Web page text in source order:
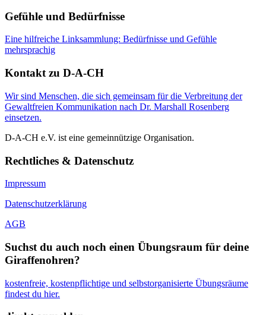
Gefühle und Bedürfnisse
Eine hilfreiche Linksammlung: Bedürfnisse und Gefühle
mehrsprachig
Kontakt zu D-A-CH
Wir sind Menschen, die sich gemeinsam für die Verbreitung der
Gewaltfreien Kommunikation nach Dr. Marshall Rosenberg
einsetzen.
D-A-CH e.V. ist eine gemeinnützige Organisation.
Rechtliches & Datenschutz
Impressum
Datenschutzerklärung
AGB
Suchst du auch noch einen Übungsraum für deine
Giraffenohren?
kostenfreie, kostenpflichtige und selbstorganisierte Übungsräume
findest du hier.